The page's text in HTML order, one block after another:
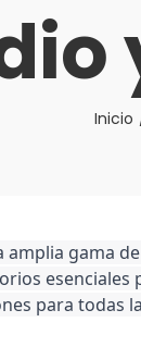
Inicio
amplia gama
para todas